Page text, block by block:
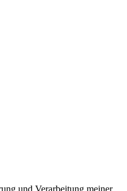
und Verarbeitung meiner